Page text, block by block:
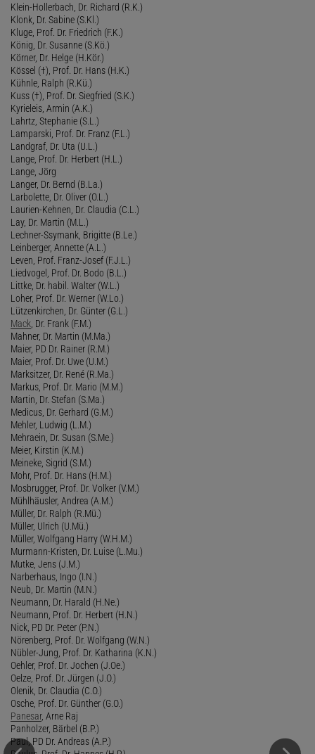
Klein-Hollerbach, Dr. Richard (R.K.)
Klonk, Dr. Sabine (S.Kl.)
Kluge, Prof. Dr. Friedrich (F.K.)
König, Dr. Susanne (S.Kö.)
Körner, Dr. Helge (H.Kör.)
Kössel (†), Prof. Dr. Hans (H.K.)
Kühnle, Ralph (R.Kü.)
Kuss (†), Prof. Dr. Siegfried (S.K.)
Kyrieleis, Armin (A.K.)
Lahrtz, Stephanie (S.L.)
Lamparski, Prof. Dr. Franz (F.L.)
Landgraf, Dr. Uta (U.L.)
Lange, Prof. Dr. Herbert (H.L.)
Lange, Jörg
Langer, Dr. Bernd (B.La.)
Larbolette, Dr. Oliver (O.L.)
Laurien-Kehnen, Dr. Claudia (C.L.)
Lay, Dr. Martin (M.L.)
Lechner-Ssymank, Brigitte (B.Le.)
Leinberger, Annette (A.L.)
Leven, Prof. Franz-Josef (F.J.L.)
Liedvogel, Prof. Dr. Bodo (B.L.)
Littke, Dr. habil. Walter (W.L.)
Loher, Prof. Dr. Werner (W.Lo.)
Lützenkirchen, Dr. Günter (G.L.)
Mack , Dr. Frank (F.M.)
Mahner, Dr. Martin (M.Ma.)
Maier, PD Dr. Rainer (R.M.)
Maier, Prof. Dr. Uwe (U.M.)
Marksitzer, Dr. René (R.Ma.)
Markus, Prof. Dr. Mario (M.M.)
Martin, Dr. Stefan (S.Ma.)
Medicus, Dr. Gerhard (G.M.)
Mehler, Ludwig (L.M.)
Mehraein, Dr. Susan (S.Me.)
Meier, Kirstin (K.M.)
Meineke, Sigrid (S.M.)
Mohr, Prof. Dr. Hans (H.M.)
Mosbrugger, Prof. Dr. Volker (V.M.)
Mühlhäusler, Andrea (A.M.)
Müller, Dr. Ralph (R.Mü.)
Müller, Ulrich (U.Mü.)
Müller, Wolfgang Harry (W.H.M.)
Murmann-Kristen, Dr. Luise (L.Mu.)
Mutke, Jens (J.M.)
Narberhaus, Ingo (I.N.)
Neub, Dr. Martin (M.N.)
Neumann, Dr. Harald (H.Ne.)
Neumann, Prof. Dr. Herbert (H.N.)
Nick, PD Dr. Peter (P.N.)
Nörenberg, Prof. Dr. Wolfgang (W.N.)
Nübler-Jung, Prof. Dr. Katharina (K.N.)
Oehler, Prof. Dr. Jochen (J.Oe.)
Oelze, Prof. Dr. Jürgen (J.O.)
Olenik, Dr. Claudia (C.O.)
Osche, Prof. Dr. Günther (G.O.)
Panesar, Arne Raj
Panholzer, Bärbel (B.P.)
Paul, PD Dr. Andreas (A.P.)